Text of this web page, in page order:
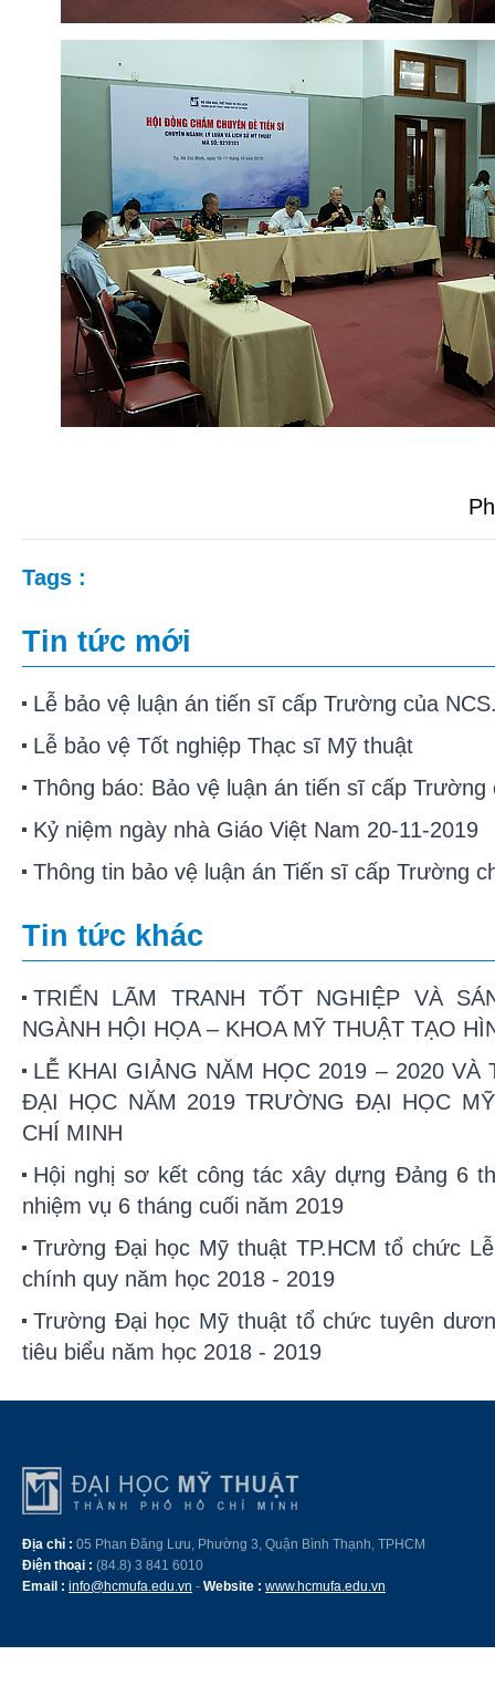
Tags :
Tin tức mới
Lễ bảo vệ luận án tiến sĩ cấp Trường của
Lễ bảo vệ Tốt nghiệp Thạc sĩ Mỹ thuật
Thông báo: Bảo vệ luận án tiến sĩ cấp Trường
Kỷ niệm ngày nhà Giáo Việt Nam 20-11-2019
Thông tin bảo vệ luận án Tiến sĩ cấp Trường
Tin tức khác
TRIỂN LÃM TRANH TỐT NGHIỆP VÀ
NGÀNH HỘI HỌA – KHOA MỸ THUẬT TẠO
LỄ KHAI GIẢNG NĂM HỌC 2019 – 2020 VÀ
ĐẠI HỌC NĂM 2019 TRƯỜNG ĐẠI HỌC
CHÍ MINH
Hội nghị sơ kết công tác xây dựng Đảng 6
nhiệm vụ 6 tháng cuối năm 2019
Trường Đại học Mỹ thuật TP.HCM tổ chức
chính quy năm học 2018 - 2019
Trường Đại học Mỹ thuật tổ chức tuyên
tiêu biểu năm học 2018 - 2019
Địa chỉ : 05 Phan Đăng Lưu, Phường 3, Quận Bình Thạnh, TPHCM
Điện thoại : (84.8) 3 841 6010
Email : info@hcmufa.edu.vn - Website : www.hcmufa.edu.vn